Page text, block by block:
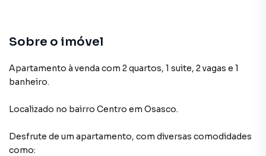
Sobre o imóvel
Apartamento à venda com 2 quartos, 1 suite, 2 vagas e 1
banheiro.
Localizado no bairro Centro em Osasco.
Desfrute de um apartamento, com diversas comodidades
como: